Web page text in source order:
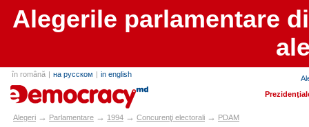
Alegerile parlamentare
în română | на русском | in english
alegeri.md
Alegeri → Parlamentare → 1994 → Concurenţi electorali → PDAM